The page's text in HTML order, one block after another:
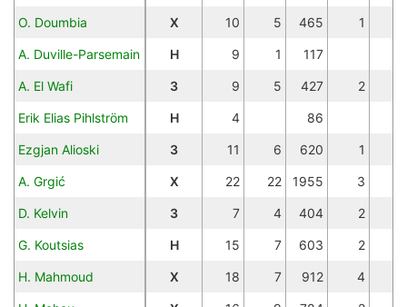
O. Doumbia Х 10 5 465 1
A. Duville-Parsemain Н 9 1 117
A. El Wafi З 9 5 427 2
Erik Elias Pihlström Н 4 86
Ezgjan Alioski З 11 6 620 1
A. Grgić Х 22 22 1955 3
D. Kelvin З 7 4 404 2
G. Koutsias Н 15 7 603 2
H. Mahmoud Х 18 7 912 4